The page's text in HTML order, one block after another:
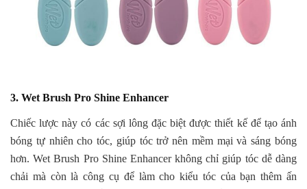
3. Wet Brush Pro Shine Enhancer
Chiếc lược này có các sợi lông đặc biệt được thiết kế để tạo ánh
bóng tự nhiên cho tóc, giúp tóc trở nên mềm mại và sáng bóng
hơn. Wet Brush Pro Shine Enhancer không chỉ giúp tóc dễ dàng
chải mà còn là công cụ để làm cho kiểu tóc của bạn thêm ấn